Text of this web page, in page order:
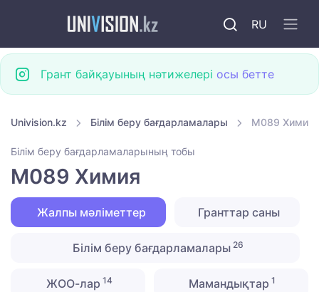
RU
Грант байқауының нәтижелері осы бетте
Univision.kz Білім беру бағдарламалары M089 Химия
Білім беру бағдарламаларының тобы
M089 Химия
Жалпы мәліметтер Гранттар саны
Білім беру бағдарламалары 26
ЖОО-лар 14 Мамандықтар 1